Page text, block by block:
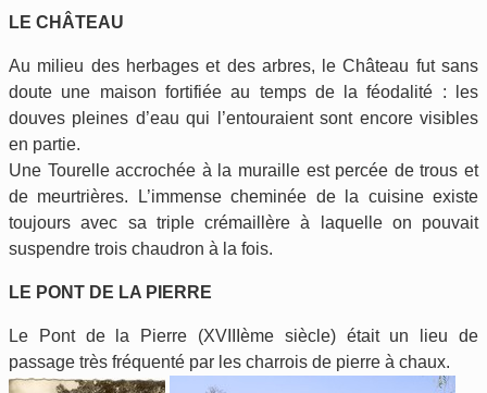
LE CHÂTEAU
Au milieu des herbages et des arbres, le Château fut sans
doute une maison fortifiée au temps de la féodalité : les
douves pleines d’eau qui l’entouraient sont encore visibles
en partie.
Une Tourelle accrochée à la muraille est percée de trous et
de meurtrières. L’immense cheminée de la cuisine existe
toujours avec sa triple crémaillère à laquelle on pouvait
suspendre trois chaudron à la fois.
LE PONT DE LA PIERRE
Le Pont de la Pierre (XVIIIème siècle) était un lieu de
passage très fréquenté par les charrois de pierre à chaux.